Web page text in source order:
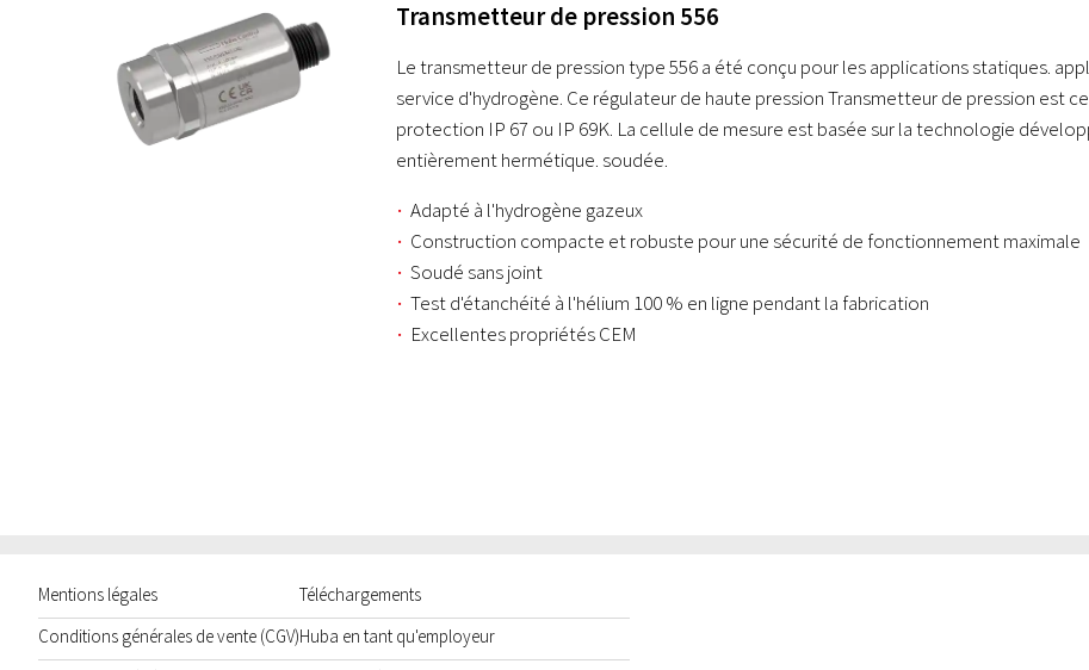
Transmetteur de pression 556
Le transmetteur de pression type 556 a été conçu pour les applications statiques.
service d'hydrogène. Ce régulateur de haute pression Transmetteur de pression est
protection IP 67 ou IP 69K. La cellule de mesure est basée sur la technologie
entièrement hermétique. soudée.
Adapté à l'hydrogène gazeux
Construction compacte et robuste pour une sécurité de fonctionnement maximale
Soudé sans joint
Test d'étanchéité à l'hélium 100 % en ligne pendant la fabrication
Excellentes propriétés CEM
Mentions légales
Conditions générales de vente (CGV)
Téléchargements
Huba en tant qu'employeur